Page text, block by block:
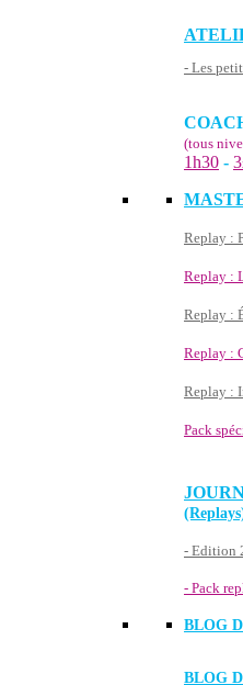
- Les
(tous
1h30 - 3
Replay :
Replay :
Replay :
Replay :
Replay :
Pack
- Edition
- Pack
BLOG
BLOG